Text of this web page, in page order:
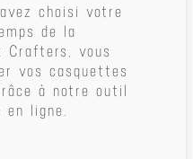
choisi votre
de la
Crafters, vous
vos casquettes
à notre outil
en ligne.